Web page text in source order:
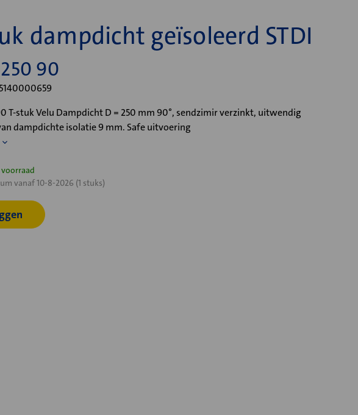
dampdicht geïsoleerd STDI
90
T-stuk Velu Dampdicht D = 250 mm 90°, sendzimir verzinkt, uitwendig
dampdichte isolatie 9 mm. Safe uitvoering
vanaf 10-8-2026 (1 stuks)